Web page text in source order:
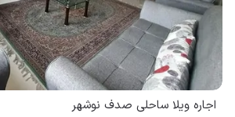
اجاره ویلا ساحلی صدف نوشهر